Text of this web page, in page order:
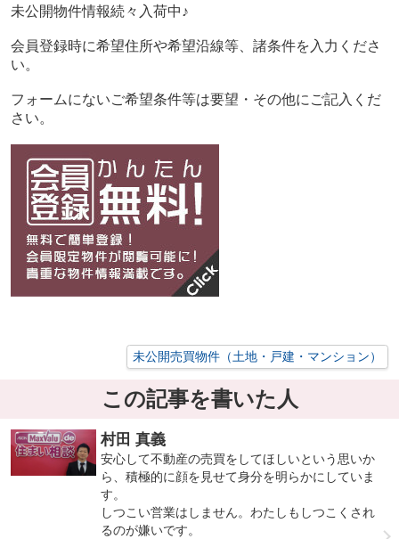
未公開物件情報続々入荷中♪
会員登録時に希望住所や希望沿線等、諸条件を入力くださ
い。
フォームにないご希望条件等は要望・その他にご記入くだ
さい。
未公開売買物件（土地・戸建・マンション）
この記事を書いた人
村田 真義
安心して不動産の売買をしてほしいという思いか
ら、積極的に顔を見せて身分を明らかにしていま
す。
しつこい営業はしません。わたしもしつこくされ
るのが嫌いです。